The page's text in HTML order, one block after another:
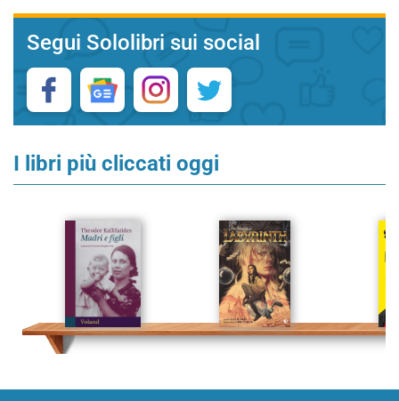
Segui Sololibri sui social
I libri più cliccati oggi